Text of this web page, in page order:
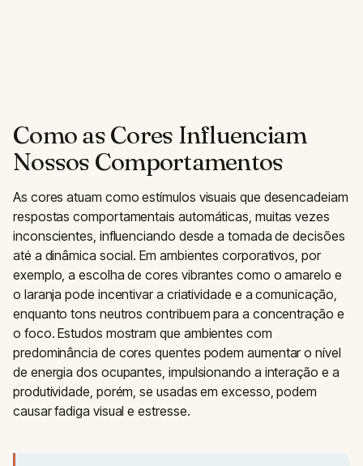
Como as Cores Influenciam
Nossos Comportamentos
As cores atuam como estímulos visuais que desencadeiam
respostas comportamentais automáticas, muitas vezes
inconscientes, influenciando desde a tomada de decisões
até a dinâmica social. Em ambientes corporativos, por
exemplo, a escolha de cores vibrantes como o amarelo e
o laranja pode incentivar a criatividade e a comunicação,
enquanto tons neutros contribuem para a concentração e
o foco. Estudos mostram que ambientes com
predominância de cores quentes podem aumentar o nível
de energia dos ocupantes, impulsionando a interação e a
produtividade, porém, se usadas em excesso, podem
causar fadiga visual e estresse.